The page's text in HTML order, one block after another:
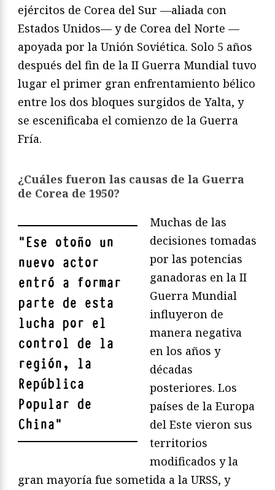
ejércitos de Corea del Sur —aliada con
Estados Unidos— y de Corea del Norte —
apoyada por la Unión Soviética. Solo 5 años
después del fin de la II Guerra Mundial tuvo
lugar el primer gran enfrentamiento bélico
entre los dos bloques surgidos de Yalta, y
se escenificaba el comienzo de la Guerra
Fría.
¿Cuáles fueron las causas de la Guerra
de Corea de 1950?
"Ese otoño un
nuevo actor
entró a formar
parte de esta
lucha por el
control de la
región, la
República
Popular de
China"
Muchas de las
decisiones tomadas
por las potencias
ganadoras en la II
Guerra Mundial
influyeron de
manera negativa
en los años y
décadas
posteriores. Los
países de la Europa
del Este vieron sus
territorios
modificados y la
gran mayoría fue sometida a la URSS, y